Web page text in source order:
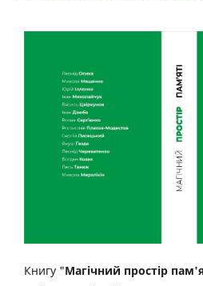
Книгу "Магічний простір